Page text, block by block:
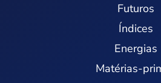
Futuros
Índices
Energias
Matérias-